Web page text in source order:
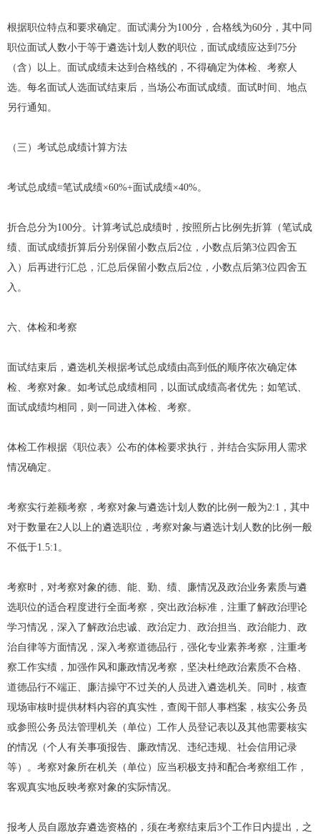
根据职位特点和要求确定。面试满分为100分，合格线为60分，其中同
职位面试人数小于等于遴选计划人数的职位，面试成绩应达到75分
（含）以上。面试成绩未达到合格线的，不得确定为体检、考察人
选。每名面试人选面试结束后，当场公布面试成绩。面试时间、地点
另行通知。
（三）考试总成绩计算方法
考试总成绩=笔试成绩×60%+面试成绩×40%。
折合总分为100分。计算考试总成绩时，按照所占比例先折算（笔试成
绩、面试成绩折算后分别保留小数点后2位，小数点后第3位四舍五
入）后再进行汇总，汇总后保留小数点后2位，小数点后第3位四舍五
入。
六、体检和考察
面试结束后，遴选机关根据考试总成绩由高到低的顺序依次确定体
检、考察对象。如考试总成绩相同，以面试成绩高者优先；如笔试、
面试成绩均相同，则一同进入体检、考察。
体检工作根据《职位表》公布的体检要求执行，并结合实际用人需求
情况确定。
考察实行差额考察，考察对象与遴选计划人数的比例一般为2:1，其中
对于数量在2人以上的遴选职位，考察对象与遴选计划人数的比例一般
不低于1.5:1。
考察时，对考察对象的德、能、勤、绩、廉情况及政治业务素质与遴
选职位的适合程度进行全面考察，突出政治标准，注重了解政治理论
学习情况，深入了解政治忠诚、政治定力、政治担当、政治能力、政
治自律等方面情况，深入考察道德品行，强化专业素养考察，注重考
察工作实绩，加强作风和廉政情况考察，坚决杜绝政治素质不合格、
道德品行不端正、廉洁操守不过关的人员进入遴选机关。同时，核查
现场审核时提供材料内容的真实性，查阅干部人事档案，核实公务员
或参照公务员法管理机关（单位）工作人员登记表以及其他需要核实
的情况（个人有关事项报告、廉政情况、违纪违规、社会信用记录
等）。考察对象所在机关（单位）应当积极支持和配合考察组工作，
客观真实地反映考察对象的实际情况。
报考人员自愿放弃遴选资格的，须在考察结束后3个工作日内提出，之